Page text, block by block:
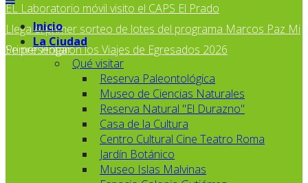
EL Laboratorio móvil visito el CAPS El Prado
Llega el primer sorteo de lotes del programa Marcos Paz Mi
Primer Hogar
Se presentaron los Viajes de Egresados 2026
Inicio
La Ciudad
Qué visitar
Reserva Paleontológica
Museo de Ciencias Naturales
Reserva Natural "El Durazno"
Casa de la Cultura
Centro Cultural Cine Teatro Roma
Jardín Botánico
Museo Islas Malvinas